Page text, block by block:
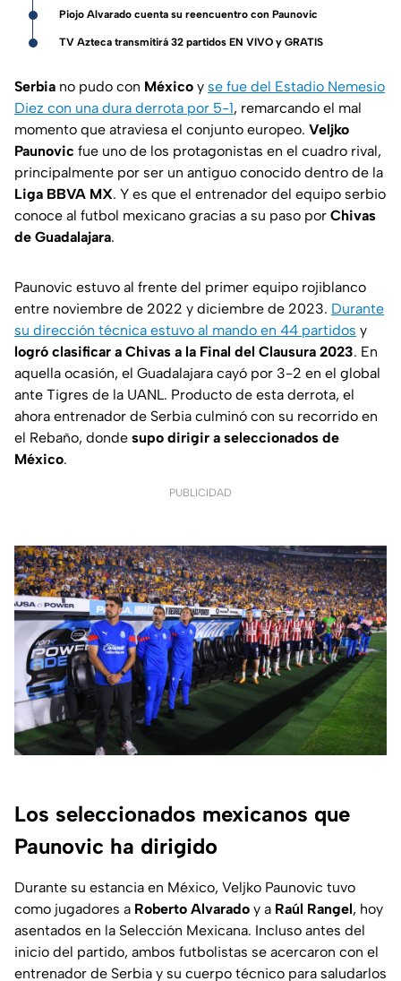
Piojo Alvarado cuenta su reencuentro con Paunovic
TV Azteca transmitirá 32 partidos EN VIVO y GRATIS
Serbia no pudo con México y se fue del Estadio Nemesio
Diez con una dura derrota por 5-1, remarcando el mal
momento que atraviesa el conjunto europeo. Veljko
Paunovic fue uno de los protagonistas en el cuadro rival,
principalmente por ser un antiguo conocido dentro de la
Liga BBVA MX. Y es que el entrenador del equipo serbio
conoce al futbol mexicano gracias a su paso por Chivas
de Guadalajara.
Paunovic estuvo al frente del primer equipo rojiblanco
entre noviembre de 2022 y diciembre de 2023. Durante
su dirección técnica estuvo al mando en 44 partidos y
logró clasificar a Chivas a la Final del Clausura 2023. En
aquella ocasión, el Guadalajara cayó por 3-2 en el global
ante Tigres de la UANL. Producto de esta derrota, el
ahora entrenador de Serbia culminó con su recorrido en
el Rebaño, donde supo dirigir a seleccionados de
México.
PUBLICIDAD
Los seleccionados mexicanos que
Paunovic ha dirigido
Durante su estancia en México, Veljko Paunovic tuvo
como jugadores a Roberto Alvarado y a Raúl Rangel, hoy
asentados en la Selección Mexicana. Incluso antes del
inicio del partido, ambos futbolistas se acercaron con el
entrenador de Serbia y su cuerpo técnico para saludarlos